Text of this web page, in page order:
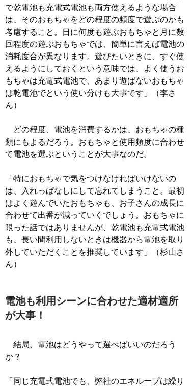
で乾電池も充電式電池も両方使えるような場合
は、そのおもちゃをどの程度の頻度で遊ぶのかも
考慮すること。日に何度も遊ぶおもちゃと月に数
回程度の遊ぶおもちゃでは、簡単に言えば電池の
消耗度合が異なります。遊びたいときに、すぐ使
えるようにしておくという意味では、よく使うお
もちゃは充電式電池で、あまり遊ばないおもちゃ
は乾電池でという使い分けも大事です」（李さ
ん）
どの程度、電池を消費するかは、おもちゃの種
類にもよるだろう。おもちゃと使用頻度に合わせ
て電池を選ぶということが大事なのだ。
「特におもちゃで気をつけなければいけないの
は、入れっぱなしにして忘れてしまうこと。最初
はよく遊んでいたおもちゃも、お子さんの成長に
合わせて出番が減っていくでしょう。おもちゃに
限った話ではありませんが、乾電池も充電式電池
も、長い間利用しないときは機器から電池を取り
外していただくことを推奨しています」（杉山さ
ん）
電池も利用シーンに合わせた適材適所
が大事！
結局、電池はどうやって選べばいいのだろう
か？
「同じ充電式電池でも、弊社のエネループは繰り